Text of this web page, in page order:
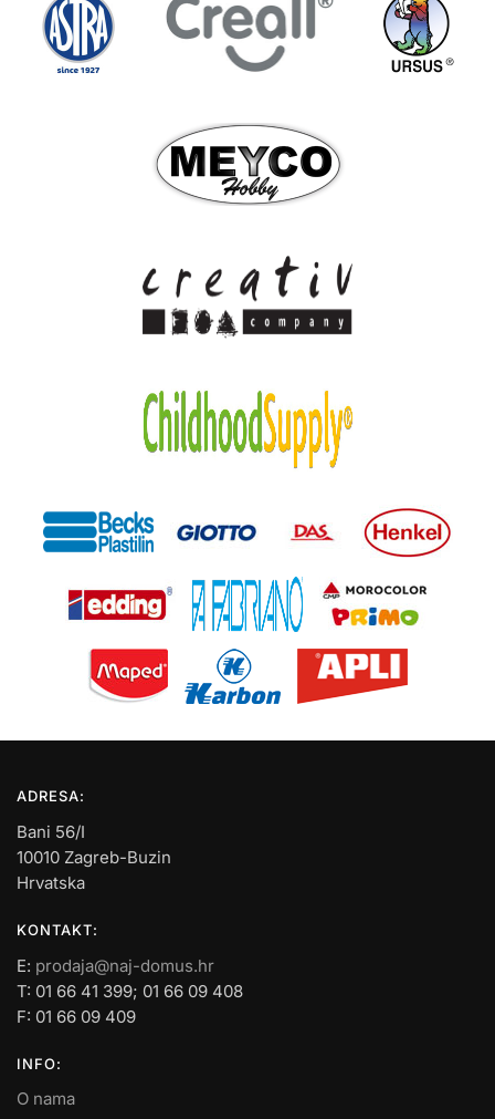
ADRESA:
Bani 56/I
10010 Zagreb-Buzin
Hrvatska
KONTAKT:
E: prodaja@naj-domus.hr
T: 01 66 41 399; 01 66 09 408
F: 01 66 09 409
INFO:
O nama